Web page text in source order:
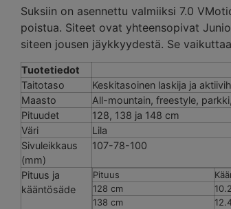
Suksiin on asennettu valmiiksi 7.0
poistua. Siteet ovat yhteensopivat
siteen jousen jäykkyydestä. Se
Tuotetiedot
Taitotaso
Keskitasoinen laskija ja
Maasto
All-mountain, freestyle,
Pituudet
128, 138 ja 148 cm
Väri
Lila
Sivuleikkaus
(mm)
107-78-100
Pituus ja
kääntösäde
Pituus
128 cm
138 cm